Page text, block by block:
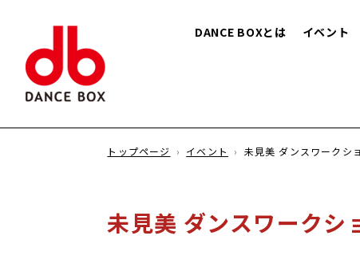
DANCE BOXとは イベント
トップページ イベント 未見美 ダンスワークシ
未見美 ダンスワークシ